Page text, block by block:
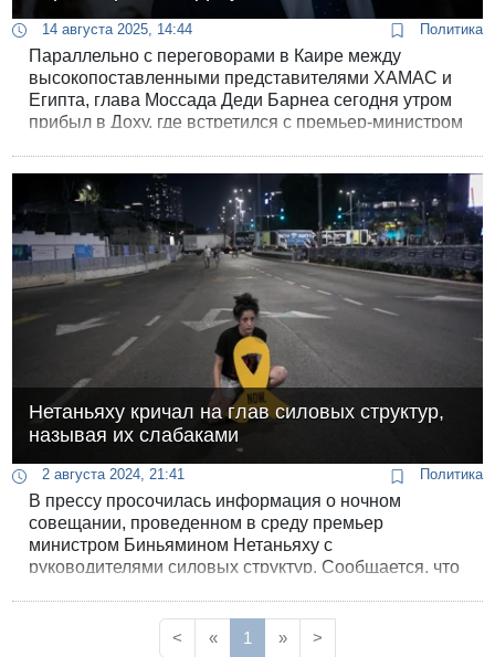
14 августа 2025, 14:44 Политика
Параллельно с переговорами в Каире между
высокопоставленными представителями ХАМАС и
Египта, глава Моссада Деди Барнеа сегодня утром
прибыл в Доху, где встретился с премьер-министром
заложников и прекращению огня в секторе Газа,
сообщили два иностранных источника, близких к
переговорам.
Нетаньяху кричал на глав силовых структур,
называя их слабаками
2 августа 2024, 21:41 Политика
В прессу просочилась информация о ночном
совещании, проведенном в среду премьер
министром Биньямином Нетаньяху с
руководителями силовых структур. Сообщается, что
обвиняя их в слабости.
< « 1 » >